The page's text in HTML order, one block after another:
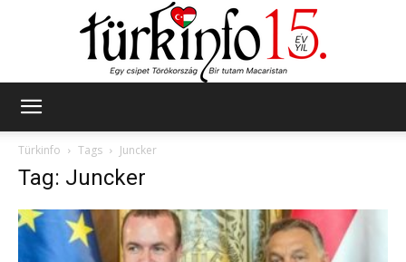
Türkinfo
Tags Juncker
Tag: Juncker